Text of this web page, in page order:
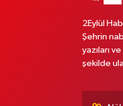
2Eylül
Şehrin
yazıları
şekilde